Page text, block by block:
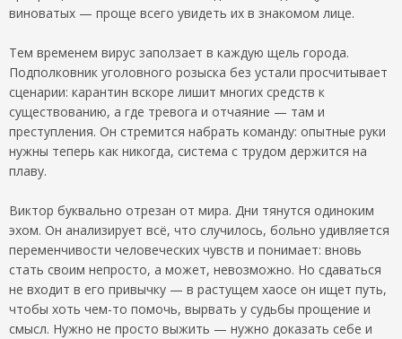
виноватых — проще всего увидеть их в знакомом лице.
Тем временем вирус заползает в каждую щель города.
Подполковник уголовного розыска без устали просчитывает
сценарии: карантин вскоре лишит многих средств к
существованию, а где тревога и отчаяние — там и
преступления. Он стремится набрать команду: опытные руки
нужны теперь как никогда, система с трудом держится на
плаву.
Виктор буквально отрезан от мира. Дни тянутся одиноким
эхом. Он анализирует всё, что случилось, больно удивляется
переменчивости человеческих чувств и понимает: вновь
стать своим непросто, а может, невозможно. Но сдаваться
не входит в его привычку — в растущем хаосе он ищет путь,
чтобы хоть чем-то помочь, вырвать у судьбы прощение и
смысл. Нужно не просто выжить — нужно доказать себе и